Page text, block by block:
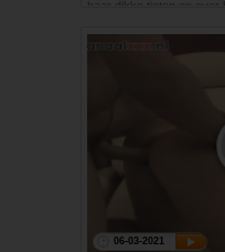
06-03-2021